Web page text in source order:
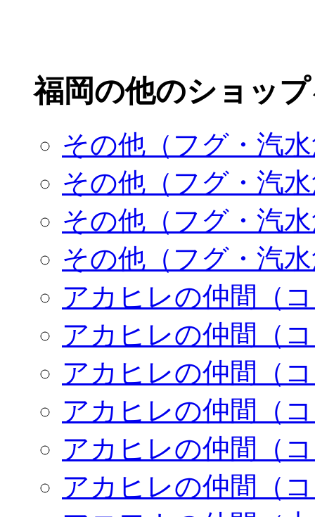
福岡の他のショッ
その他（フグ・汽
その他（フグ・汽
その他（フグ・汽
その他（フグ・汽
アカヒレの仲間（
アカヒレの仲間（
アカヒレの仲間（
アカヒレの仲間（
アカヒレの仲間（
アカヒレの仲間（